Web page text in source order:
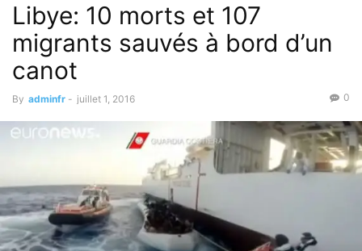
Libye: 10 morts et 107
migrants sauvés à bord d’un
canot
By adminfr - juillet 1, 2016 0